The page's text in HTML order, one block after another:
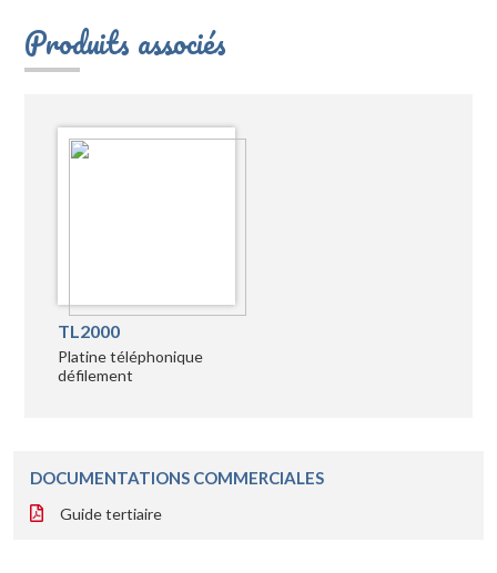
Produits associés
TL2000
Platine téléphonique
défilement
DOCUMENTATIONS COMMERCIALES
Guide tertiaire